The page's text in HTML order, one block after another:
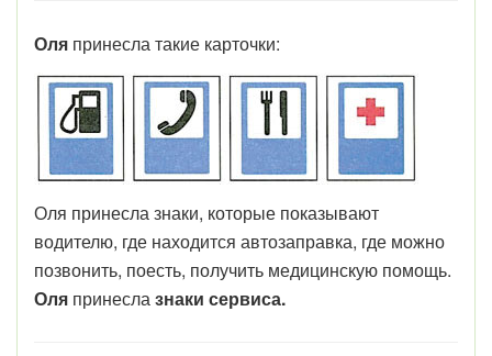
Оля принесла такие карточки:
Оля принесла знаки, которые показывают
водителю, где находится автозаправка, где можно
позвонить, поесть, получить медицинскую помощь.
Оля принеслазнаки сервиса.